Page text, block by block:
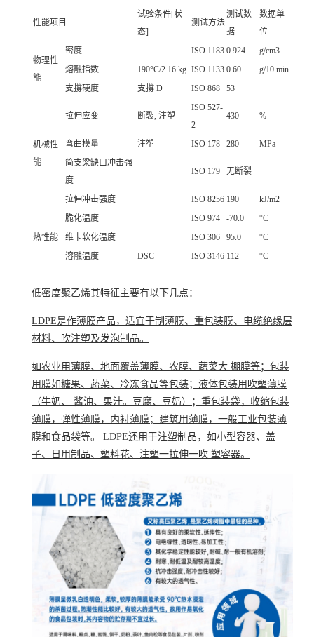
性能项目
试验条件[状
态]
测试方法
测试数
据
数据单
位
物理性
能
密度 ISO 1183 0.924
g/cm3
熔融指数
190°C/2.16 kg ISO 1133 0.60
g/10 min
支撐硬度
支撐 D ISO 868 53
机械性
能
拉伸应变 断裂, 注塑
ISO 527-
2
430 %
弯曲模量 注塑 ISO 178 280
MPa
简支梁缺口冲击强
度
ISO 179 无断裂
拉伸冲击强度 ISO 8256 190 kJ/m2
热性能
脆化温度 ISO 974 -70.0
°C
维卡软化温度
ISO 306 95.0
°C
溶融温度
DSC ISO 3146 112 °C
低密度聚乙烯其特征主要有以下几点：
LDPE是作薄膜产品，适宜于制薄膜、重包装膜、电缆绝缘层
材料、吹注塑及发泡制品。
如农业用薄膜、地面覆盖薄膜、农膜、蔬菜大 棚膜等； 包装
用膜如糖果、蔬菜、冷冻食品等包装；液体包装用 吹塑薄膜
（牛奶、 酱油、果汁。豆腐、
豆奶）；重包装袋， 收缩包装
薄膜，弹性薄膜，内衬薄膜；建筑用薄膜，一般工业包装薄
膜和食品袋等。 LDPE还用于注塑制品 ，如小型容器、盖
子、日用制品、 塑料花、注塑一拉伸一吹 塑容器。